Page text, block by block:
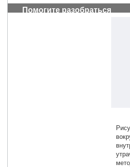
Помогите разобраться